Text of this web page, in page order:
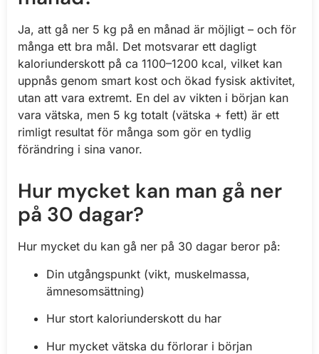
Ja, att gå ner 5 kg på en månad är möjligt – och för
många ett bra mål. Det motsvarar ett dagligt
kaloriunderskott på ca 1100–1200 kcal, vilket kan
uppnås genom smart kost och ökad fysisk aktivitet,
utan att vara extremt. En del av vikten i början kan
vara vätska, men 5 kg totalt (vätska + fett) är ett
rimligt resultat för många som gör en tydlig
förändring i sina vanor.
Hur mycket kan man gå ner
på 30 dagar?
Hur mycket du kan gå ner på 30 dagar beror på:
Din utgångspunkt (vikt, muskelmassa,
ämnesomsättning)
Hur stort kaloriunderskott du har
Hur mycket vätska du förlorar i början